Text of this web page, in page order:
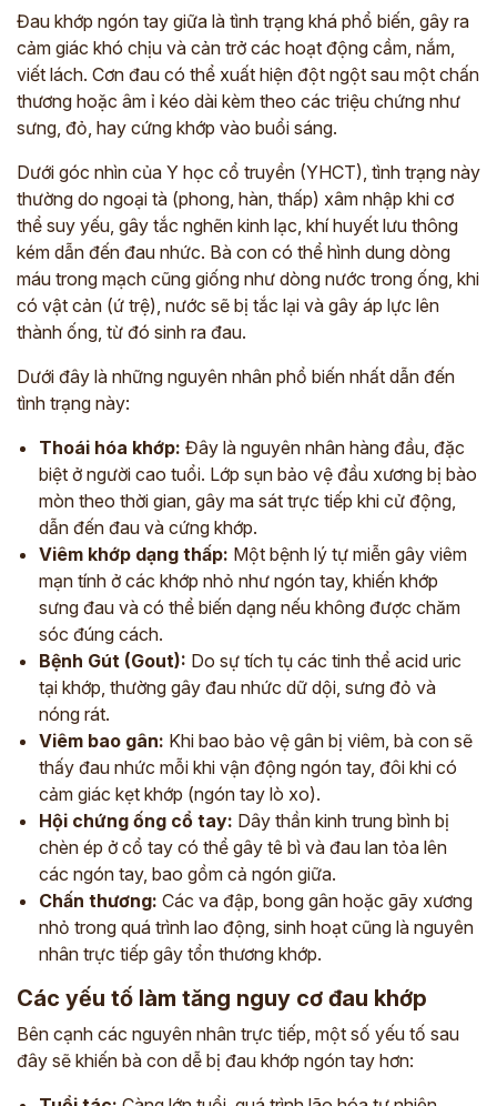
Đau khớp ngón tay giữa là tình trạng khá phổ biến, gây ra
cảm giác khó chịu và cản trở các hoạt động cầm, nắm,
viết lách. Cơn đau có thể xuất hiện đột ngột sau một chấn
thương hoặc âm ỉ kéo dài kèm theo các triệu chứng như
sưng, đỏ, hay cứng khớp vào buổi sáng.
Dưới góc nhìn của Y học cổ truyền (YHCT), tình trạng này
thường do ngoại tà (phong, hàn, thấp) xâm nhập khi cơ
thể suy yếu, gây tắc nghẽn kinh lạc, khí huyết lưu thông
kém dẫn đến đau nhức. Bà con có thể hình dung dòng
máu trong mạch cũng giống như dòng nước trong ống, khi
có vật cản (ứ trệ), nước sẽ bị tắc lại và gây áp lực lên
thành ống, từ đó sinh ra đau.
Dưới đây là những nguyên nhân phổ biến nhất dẫn đến
tình trạng này:
Thoái hóa khớp: Đây là nguyên nhân hàng đầu, đặc
biệt ở người cao tuổi. Lớp sụn bảo vệ đầu xương bị bào
mòn theo thời gian, gây ma sát trực tiếp khi cử động,
dẫn đến đau và cứng khớp.
Viêm khớp dạng thấp: Một bệnh lý tự miễn gây viêm
mạn tính ở các khớp nhỏ như ngón tay, khiến khớp
sưng đau và có thể biến dạng nếu không được chăm
sóc đúng cách.
Bệnh Gút (Gout): Do sự tích tụ các tinh thể acid uric
tại khớp, thường gây đau nhức dữ dội, sưng đỏ và
nóng rát.
Viêm bao gân: Khi bao bảo vệ gân bị viêm, bà con sẽ
thấy đau nhức mỗi khi vận động ngón tay, đôi khi có
cảm giác kẹt khớp (ngón tay lò xo).
Hội chứng ống cổ tay: Dây thần kinh trung bình bị
chèn ép ở cổ tay có thể gây tê bì và đau lan tỏa lên
các ngón tay, bao gồm cả ngón giữa.
Chấn thương: Các va đập, bong gân hoặc gãy xương
nhỏ trong quá trình lao động, sinh hoạt cũng là nguyên
nhân trực tiếp gây tổn thương khớp.
Các yếu tố làm tăng nguy cơ đau khớp
Bên cạnh các nguyên nhân trực tiếp, một số yếu tố sau
đây sẽ khiến bà con dễ bị đau khớp ngón tay hơn: